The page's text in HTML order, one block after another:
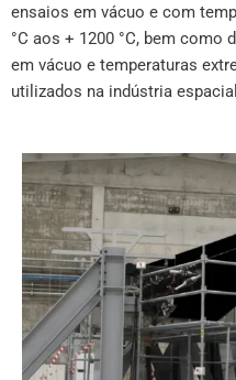
ensaios em vácuo e com
°C aos + 1200 °C, bem
em vácuo e temperaturas
utilizados na indústria